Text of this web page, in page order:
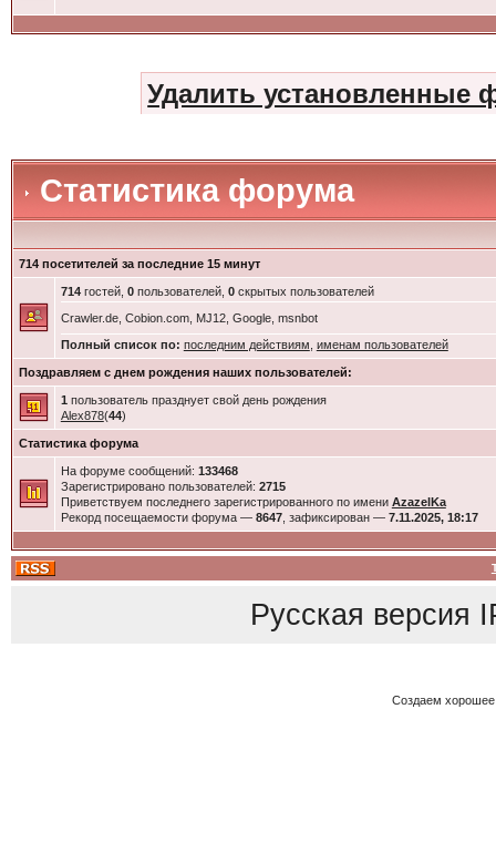
Удалить установленные
Статистика форума
714 посетителей за последние 15 минут
714гостей, 0пользователей, 0скрытых пользователей
Crawler.de, Cobion.com, MJ12, Google, msnbot
Полный список по: последним действиям именам пользователей
Поздравляем с днем рождения наших пользователей:
1 пользователь празднует свой день рождения
Alex878(44)
Статистика форума
На форуме сообщений: 133468
Зарегистрировано пользователей: 2715
Приветствуем последнего зарегистрированного по имени AzazelKa
Рекорд посещаемости форума — 8647, зафиксирован — 7.11.2025, 18:17
Русская версия
Создаем